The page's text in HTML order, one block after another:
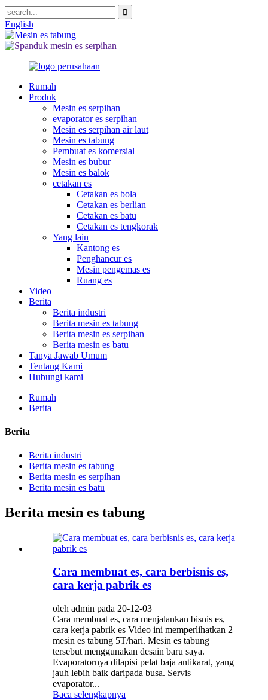
English
Rumah
Produk
Mesin es serpihan
evaporator es serpihan
Mesin es serpihan air laut
Mesin es tabung
Pembuat es komersial
Mesin es bubur
Mesin es balok
cetakan es
Cetakan es bola
Cetakan es berlian
Cetakan es batu
Cetakan es tengkorak
Yang lain
Kantong es
Penghancur es
Mesin pengemas es
Ruang es
Video
Berita
Berita industri
Berita mesin es tabung
Berita mesin es serpihan
Berita mesin es batu
Tanya Jawab Umum
Tentang Kami
Hubungi kami
Rumah
Berita
Berita
Berita industri
Berita mesin es tabung
Berita mesin es serpihan
Berita mesin es batu
Berita mesin es tabung
Cara membuat es, cara berbisnis es,
cara kerja pabrik es
oleh admin pada 20-12-03
Cara membuat es, cara menjalankan bisnis es,
cara kerja pabrik es Video ini memperlihatkan 2
mesin es tabung 5T/hari. Mesin es tabung
tersebut menggunakan desain baru saya.
Evaporatornya dilapisi pelat baja antikarat, yang
jauh lebih baik daripada busa. Servis
evaporator...
Baca selengkapnya